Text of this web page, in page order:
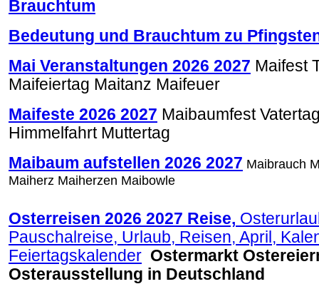
Brauchtum
Bedeutung und Brauchtum zu
Mai Veranstaltungen 2026 2027 Maifest
Maifeiertag Maitanz Maifeuer
Maifeste 2026 2027 Maibaumfest
Himmelfahrt Muttertag
Maibaum aufstellen 2026 2027 Maibrauch
Maiherz Maiherzen Maibowle
Osterreisen 2026 2027 Reise,
Pauschalreise, Urlaub, Reisen, April,
Feiertagskalender Ostermarkt
Osterausstellung in Deutschland